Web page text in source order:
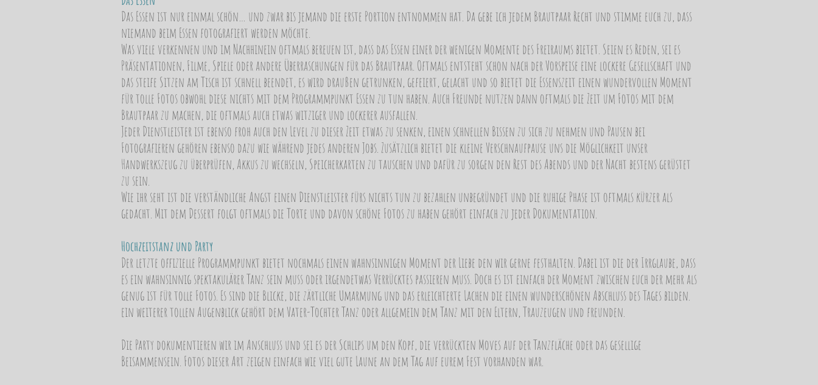
Das Essen ist nur einmal schön… und zwar bis jemand die erste Portion entnommen hat. Da gebe ich jedem Brautpaar Recht und stimme euch zu, dass
niemand beim Essen fotografiert werden möchte.
Was viele verkennen und im Nachhinein oftmals bereuen ist, dass das Essen einer der wenigen Momente des Freiraums bietet. Seien es Reden, sei es
Präsentationen, Filme, Spiele oder andere Überraschungen für das Brautpaar. Oftmals entsteht schon nach der Vorspeise eine lockere Gesellschaft und
das steife Sitzen am Tisch ist schnell beendet, es wird draußen getrunken, gefeiert, gelacht und so bietet die Essenszeit einen wundervollen Moment
für tolle Fotos obwohl diese nichts mit dem Programmpunkt Essen zu tun haben. Auch Freunde nutzen dann oftmals die Zeit um Fotos mit dem
Brautpaar zu machen, die oftmals auch etwas witziger und lockerer ausfallen.
Jeder Dienstleister ist ebenso froh auch den Level zu dieser Zeit etwas zu senken, einen schnellen Bissen zu sich zu nehmen und Pausen bei
Fotografieren gehören ebenso dazu wie während jedes anderen Jobs. Zusätzlich bietet die kleine Verschnaufpause uns die Möglichkeit unser
Handwerkszeug zu überprüfen, Akkus zu wechseln, Speicherkarten zu tauschen und dafür zu sorgen den Rest des Abends und der Nacht bestens gerüstet
zu sein.
Wie ihr seht ist die verständliche Angst einen Dienstleister fürs nichts tun zu bezahlen unbegründet und die ruhige Phase ist oftmals kürzer als
gedacht. Mit dem Dessert folgt oftmals die Torte und davon schöne Fotos zu haben gehört einfach zu jeder Dokumentation.
Hochzeitstanz und Party
Der letzte offizielle Programmpunkt bietet nochmals einen wahnsinnigen Moment der Liebe den wir gerne festhalten. Dabei ist die der Irrglaube, dass
es ein wahnsinnig spektakulärer Tanz sein muss oder irgendetwas Verrücktes passieren muss. Doch es ist einfach der Moment zwischen euch der mehr als
genug ist für tolle Fotos. Es sind die Blicke, die zärtliche Umarmung und das erleichterte Lachen die einen wunderschönen Abschluss des Tages bilden.
ein weiterer tollen Augenblick gehört dem Vater-Tochter Tanz oder allgemein dem Tanz mit den Eltern, Trauzeugen und freunden.
Die Party dokumentieren wir im Anschluss und sei es der Schlips um den Kopf, die verrückten Moves auf der Tanzfläche oder das gesellige
Beisammensein. Fotos dieser Art zeigen einfach wie viel gute Laune an dem Tag auf eurem Fest vorhanden war.